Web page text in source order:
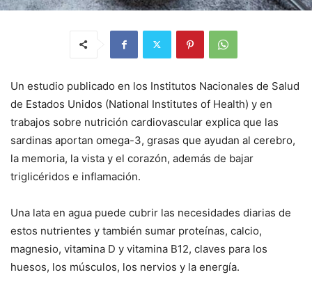
Un estudio publicado en los Institutos Nacionales de Salud
de Estados Unidos (National Institutes of Health) y en
trabajos sobre nutrición cardiovascular explica que las
sardinas aportan omega-3, grasas que ayudan al cerebro,
la memoria, la vista y el corazón, además de bajar
triglicéridos e inflamación.
Una lata en agua puede cubrir las necesidades diarias de
estos nutrientes y también sumar proteínas, calcio,
magnesio, vitamina D y vitamina B12, claves para los
huesos, los músculos, los nervios y la energía.